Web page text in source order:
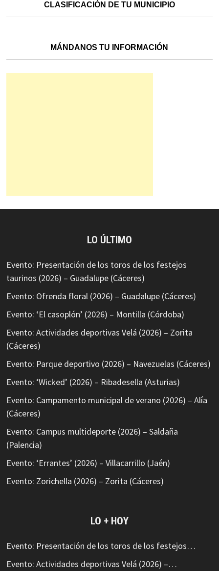
CLASIFICACIÓN DE TU MUNICIPIO
MÁNDANOS TU INFORMACIÓN
LO ÚLTIMO
Evento: Presentación de los toros de los festejos
taurinos (2026) – Guadalupe (Cáceres)
Evento: Ofrenda floral (2026) – Guadalupe (Cáceres)
Evento: ‘El casoplón’ (2026) – Montilla (Córdoba)
Evento: Actividades deportivas Velá (2026) – Zorita
(Cáceres)
Evento: Parque deportivo (2026) – Navezuelas (Cáceres)
Evento: ‘Wicked’ (2026) – Ribadesella (Asturias)
Evento: Campamento municipal de verano (2026) – Alía
(Cáceres)
Evento: Campus multideporte (2026) – Saldaña
(Palencia)
Evento: ‘Errantes’ (2026) – Villacarrillo (Jaén)
Evento: Zorichella (2026) – Zorita (Cáceres)
LO + HOY
Evento: Presentación de los toros de los festejos…
Evento: Actividades deportivas Velá (2026) –…